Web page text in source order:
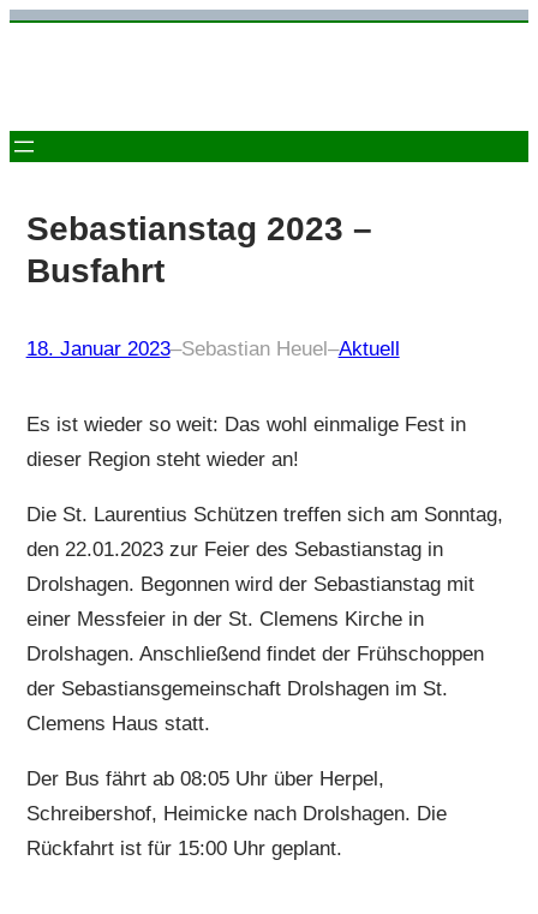
Zum
Sebastianstag 2023 –
Busfahrt
18. Januar 2023–Sebastian Heuel–Aktuell
Es ist wieder so weit: Das wohl einmalige Fest in
dieser Region steht wieder an!
Die St. Laurentius Schützen treffen sich am Sonntag,
den 22.01.2023 zur Feier des Sebastianstag in
Drolshagen. Begonnen wird der Sebastianstag mit
einer Messfeier in der St. Clemens Kirche in
Drolshagen. Anschließend findet der Frühschoppen
der Sebastiansgemeinschaft Drolshagen im St.
Clemens Haus statt.
Der Bus fährt ab 08:05 Uhr über Herpel,
Schreibershof, Heimicke nach Drolshagen. Die
Rückfahrt ist für 15:00 Uhr geplant.